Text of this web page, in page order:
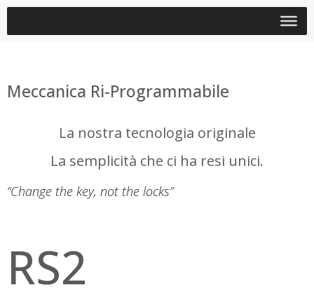
Meccanica Ri-Programmabile
La nostra tecnologia originale
La semplicità che ci ha resi unici.
“Change the key, not the locks”
RS2